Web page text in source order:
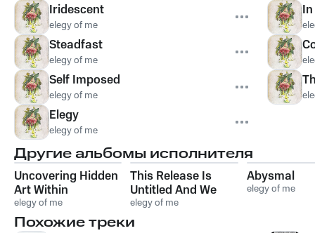
Iridescent
elegy of me
Steadfast
elegy of me
Self Imposed
elegy of me
Elegy
elegy of me
Другие альбомы исполнителя
Uncovering Hidden
Art Within
elegy of me
This Release Is
Untitled And We
Don't Know Why
elegy of me
Abysmal
elegy of me
Похожие треки